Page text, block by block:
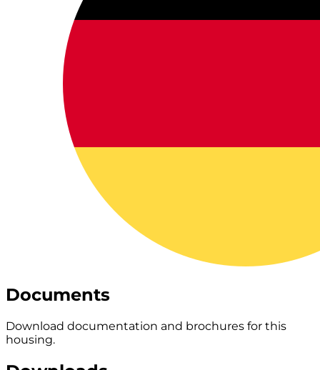
Documents
Download documentation and brochures for this
housing.